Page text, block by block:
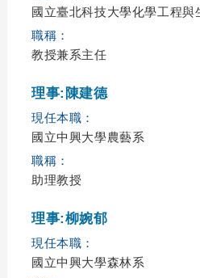
國立臺北科技大學化學工程與
職稱：
教授兼系主任
理事:陳建德
現任本職：
國立中興大學農藝系
職稱：
助理教授
理事:柳婉郁
現任本職：
國立中興大學森林系